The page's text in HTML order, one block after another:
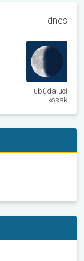
dnes
ubúdajúci
kosák